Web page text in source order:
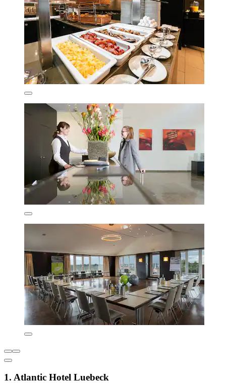
1. Atlantic Hotel Luebeck